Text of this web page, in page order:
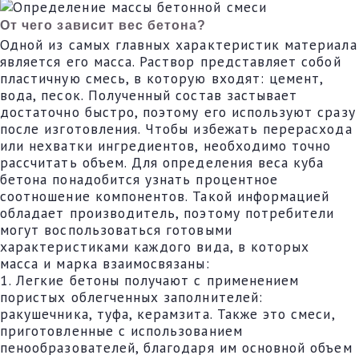
От чего зависит вес бетона?
Одной из самых главных характеристик материала
является его масса. Раствор представляет собой
пластичную смесь, в которую входят: цемент,
вода, песок. Полученный состав застывает
достаточно быстро, поэтому его используют сразу
после изготовления. Чтобы избежать перерасхода
или нехватки ингредиентов, необходимо точно
рассчитать объем. Для определения веса куба
бетона понадобится узнать процентное
соотношение компонентов. Такой информацией
обладает производитель, поэтому потребители
могут воспользоваться готовыми
характеристиками каждого вида, в которых
масса и марка взаимосвязаны:
1. Легкие бетоны получают с применением
пористых облегченных заполнителей:
ракушечника, туфа, керамзита. Также это смеси,
приготовленные с использованием
пенообразователей, благодаря им основной объем